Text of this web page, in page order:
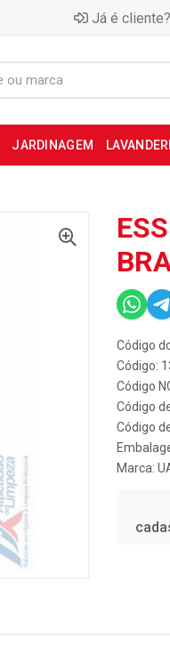
Já é
JARDINAGEM
Código
Código:
Código
Código
Código
Marca: